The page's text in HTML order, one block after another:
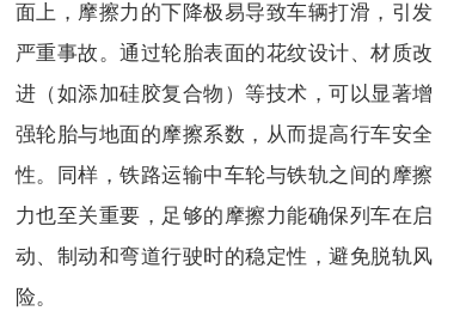
面上，摩擦力的下降极易导致车辆打滑，引发
严重事故。通过轮胎表面的花纹设计、材质改
进（如添加硅胶复合物）等技术，可以显著增
强轮胎与地面的摩擦系数，从而提高行车安全
性。同样，铁路运输中车轮与铁轨之间的摩擦
力也至关重要，足够的摩擦力能确保列车在启
动、制动和弯道行驶时的稳定性，避免脱轨风
险。